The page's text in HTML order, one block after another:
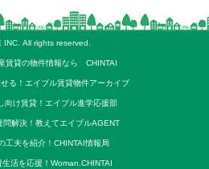
INC. All rights reserved.
賃貸の物件情報なら CHINTAI
る！エイブル賃貸物件アーカイブ
向け賃貸！エイブル進学応援部
問解決！教えてエイブルAGENT
工夫を紹介！CHINTAI情報局
活を応援！Woman.CHINTAI